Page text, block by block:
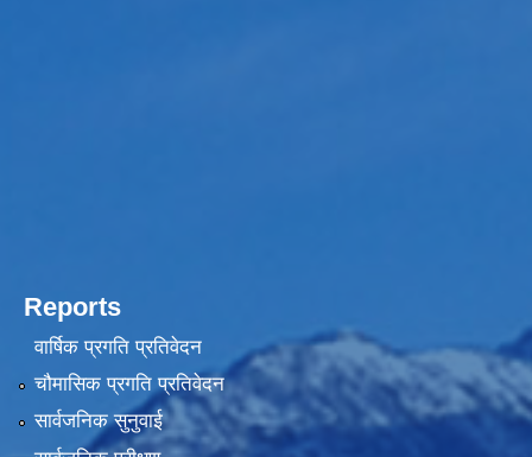
Reports
वार्षिक प्रगति प्रतिवेदन
चौमासिक प्रगति प्रतिवेदन
सार्वजनिक सुनुवाई